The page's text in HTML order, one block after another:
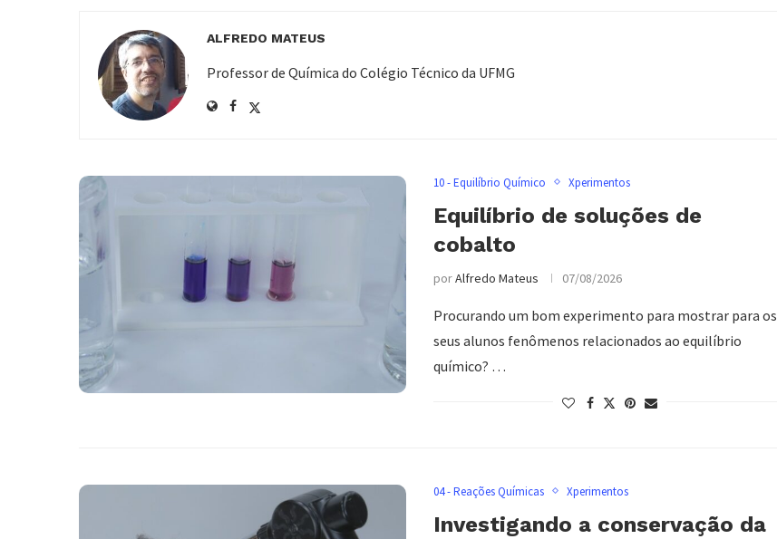
ALFREDO MATEUS
Professor de Química do Colégio Técnico da UFMG
10 - Equilíbrio Químico Xperimentos
Equilíbrio de soluções de
cobalto
porAlfredo Mateus 07/08/2026
Procurando um bom experimento para mostrar para os
seus alunos fenômenos relacionados ao equilíbrio
químico? …
04 - Reações Químicas Xperimentos
Investigando a conservação da